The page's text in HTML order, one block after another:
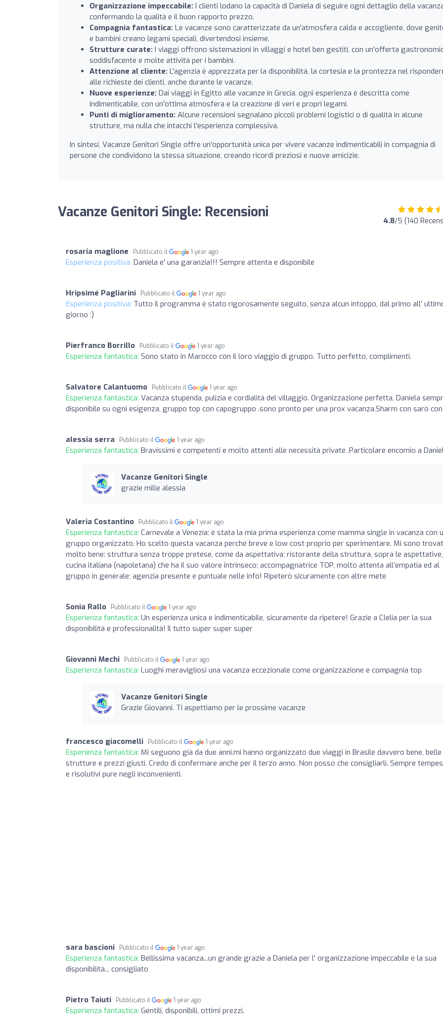
Organizzazione impeccabile: I clienti lodano la capacità di Daniela di seguire ogni dettaglio della
confermando la qualità e il buon rapporto prezzo.
Compagnia fantastica: Le vacanze sono caratterizzate da un'atmosfera calda e accogliente, dove
e bambini creano legami speciali, divertendosi insieme.
Strutture curate: I viaggi offrono sistemazioni in villaggi e hotel ben gestiti, con un'offerta
soddisfacente e molte attività per i bambini.
Attenzione al cliente: L'agenzia è apprezzata per la disponibilità, la cortesia e la prontezza nel
alle richieste dei clienti, anche durante le vacanze.
Nuove esperienze: Dai viaggi in Egitto alle vacanze in Grecia, ogni esperienza è descritta come
indimenticabile, con un'ottima atmosfera e la creazione di veri e propri legami.
Punti di miglioramento: Alcune recensioni segnalano piccoli problemi logistici o di qualità in alcune
strutture, ma nulla che intacchi l'esperienza complessiva.
In sintesi, Vacanze Genitori Single offre un'opportunità unica per vivere vacanze indimenticabili in compagnia di
persone che condividono la stessa situazione, creando ricordi preziosi e nuove amicizie.
Vacanze Genitori Single: Recensioni 4.8/5 (140
rosaria maglione Pubblicato il 1 year ago
Esperienza positiva: Daniela e' una garanzia!!! Sempre attenta e disponibile
Hripsimé Pagliarini Pubblicato il 1 year ago
Esperienza positiva: Tutto il programma è stato rigorosamente seguito, senza alcun intoppo, dal primo all'
giorno :)
Pierfranco Borrillo Pubblicato il 1 year ago
Esperienza fantastica: Sono stato in Marocco con il loro viaggio di gruppo. Tutto perfetto, complimenti.
Salvatore Calantuomo Pubblicato il 1 year ago
Esperienza fantastica: Vacanza stupenda, pulizia e cordialità del villaggio. Organizzazione perfetta, Daniela
disponibile su ogni esigenza, gruppo top con capogruppo .sono pronto per una prox vacanza.Sharm con sarò
alessia serra Pubblicato il 1 year ago
Esperienza fantastica: Bravissimi e competenti e molto attenti alle necessità private .Particolare encomio a
Vacanze Genitori Single
grazie mille alessia
Valeria Costantino Pubblicato il 1 year ago
Esperienza fantastica: Carnevale a Venezia: è stata la mia prima esperienza come mamma single in vacanza con
gruppo organizzato. Ho scelto questa vacanza perché breve e low cost proprio per sperimentare. Mi sono
molto bene: struttura senza troppe pretese, come da aspettativa; ristorante della struttura, sopra le aspettative,
cucina italiana (napoletana) che ha il suo valore intrinseco; accompagnatrice TOP, molto attenta all’empatia ed al
gruppo in generale; agenzia presente e puntuale nelle info! Ripeterò sicuramente con altre mete
Sonia Rallo Pubblicato il 1 year ago
Esperienza fantastica: Un esperienza unica e indimenticabile, sicuramente da ripetere! Grazie a Clelia per la sua
disponibilità e professionalità! Il tutto super super super
Giovanni Mechi Pubblicato il 1 year ago
Esperienza fantastica: Luoghi meravigliosi una vacanza eccezionale come organizzazione e compagnia top
Vacanze Genitori Single
Grazie Giovanni. Ti aspettiamo per le prossime vacanze
francesco giacomelli Pubblicato il 1 year ago
Esperienza fantastica: Mi seguono già da due anni.mi hanno organizzato due viaggi in Brasile davvero bene, belle
strutture e prezzi giusti. Credo di confermare anche per il terzo anno. Non posso che consigliarli. Sempre
e risolutivi pure negli inconvenienti.
sara bascioni Pubblicato il 1 year ago
Esperienza fantastica: Bellissima vacanza...un grande grazie a Daniela per l' organizzazione impeccabile e la sua
disponibilità... consigliato
Pietro Taiuti Pubblicato il 1 year ago
Esperienza fantastica: Gentili, disponibili, ottimi prezzi.